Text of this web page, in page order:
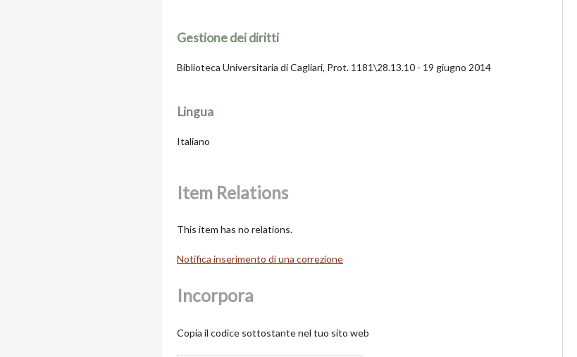
Gestione dei diritti
Biblioteca Universitaria di Cagliari, Prot. 1181\28.13.10 - 19 giugno 2014
Lingua
Italiano
Item Relations
This item has no relations.
Notifica inserimento di una correzione
Incorpora
Copia il codice sottostante nel tuo sito web